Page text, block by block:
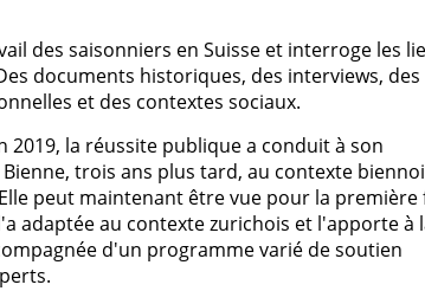
des saisonniers en Suisse et interroge les
documents historiques, des interviews, des
et des contextes sociaux.
2019, la réussite publique a conduit à son
trois ans plus tard, au contexte
peut maintenant être vue pour la première
adaptée au contexte zurichois et l'apporte à
d'un programme varié de soutien